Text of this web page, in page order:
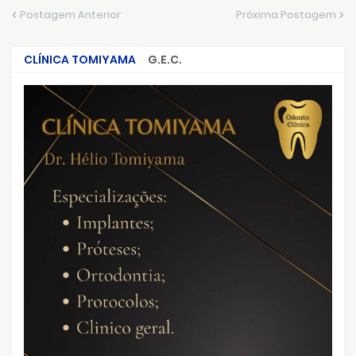
Postagem Anterior Próxima Postagem
CLÍNICA TOMIYAMA
G.E.C.
CRIMES QUE ABALARAM O BRASIL